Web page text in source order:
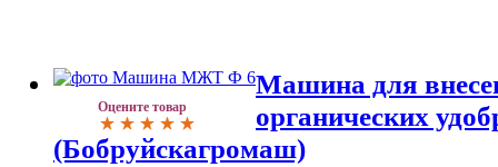
Оцените товар
Машина для
органических
(Бобруйскагромаш)